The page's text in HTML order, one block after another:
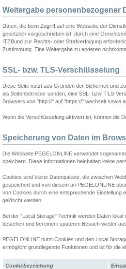
Weitergabe personenbezogener
Daten, die beim Zugriff auf eine Webseite der
gesetzlich vorgeschrieben ist, durch eine
ITZBund zur Rechts- oder Strafverfolgung
Zustimmung. Eine Weitergabe zu anderen
SSL- bzw. TLS-Verschlüsselung
Diese Seite nutzt aus Gründen der Sicherheit und
als Seitenbetreiber senden, eine SSL- bzw. TLS-
Browsers von "http://" auf "https://" wechselt sowie
Wenn die Verschlüsselung aktiviert ist, können die
Speicherung von Daten im
Die Webseite PEGELONLINE verwendet
speichern. Diese Informationen beinhalten keine
Cookies sind kleine Datenpakete, die zwischen
gespeichert und von diesem an PEGELONLINE
von Cookies durch eine entsprechende Einstellung
gelöscht werden.
Bei der "Local Storage" Technik werden Daten
bestehen und bei einem späteren Besuch wieder
PEGELONLINE nutzt Cookies und den Local
ermöglicht grundlegende Funktionen und ist für die
Cookiebezeichung